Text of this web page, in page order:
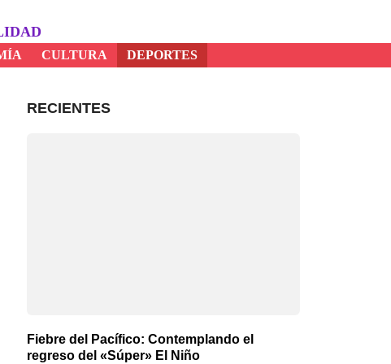
CULTURA DEPORTES
RECIENTES
Fiebre del Pacífico: Contemplando el
regreso del «Súper» El Niño